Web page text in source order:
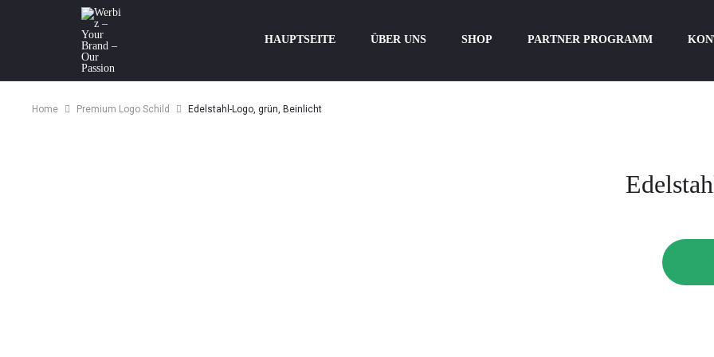
HAUPTSEITE ÜBER UNS SHOP PARTNER PROGRAMM
Home Premium Logo Schild Edelstahl-Logo, grün, Beinlicht